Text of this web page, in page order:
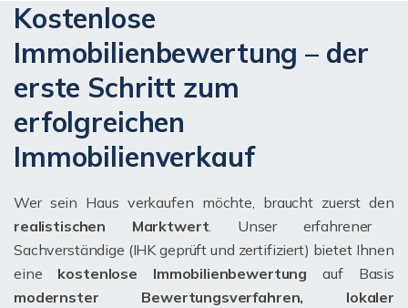
Kostenlose
Immobilienbewertung – der
erste Schritt zum
erfolgreichen
Immobilienverkauf
Wer sein Haus verkaufen möchte, braucht zuerst den
realistischen Marktwert. Unser erfahrener
Sachverständige (IHK geprüft und zertifiziert) bietet Ihnen
eine kostenlose Immobilienbewertung auf Basis
modernster Bewertungsverfahren, lokaler